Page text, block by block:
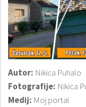
Autor: Nikica Puhalo
Fotografije: Nikica
Medij: Moj portal